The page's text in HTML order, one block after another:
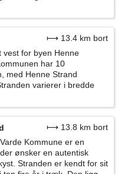
⟼ 13.4 km bort
vest for byen Henne
har 10
med Henne Strand
varierer i bredde
⟼ 13.8 km bort
Kommune er en
ønsker en autentisk
Stranden er kendt for sit